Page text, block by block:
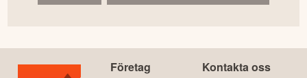
Företag Kontakta oss